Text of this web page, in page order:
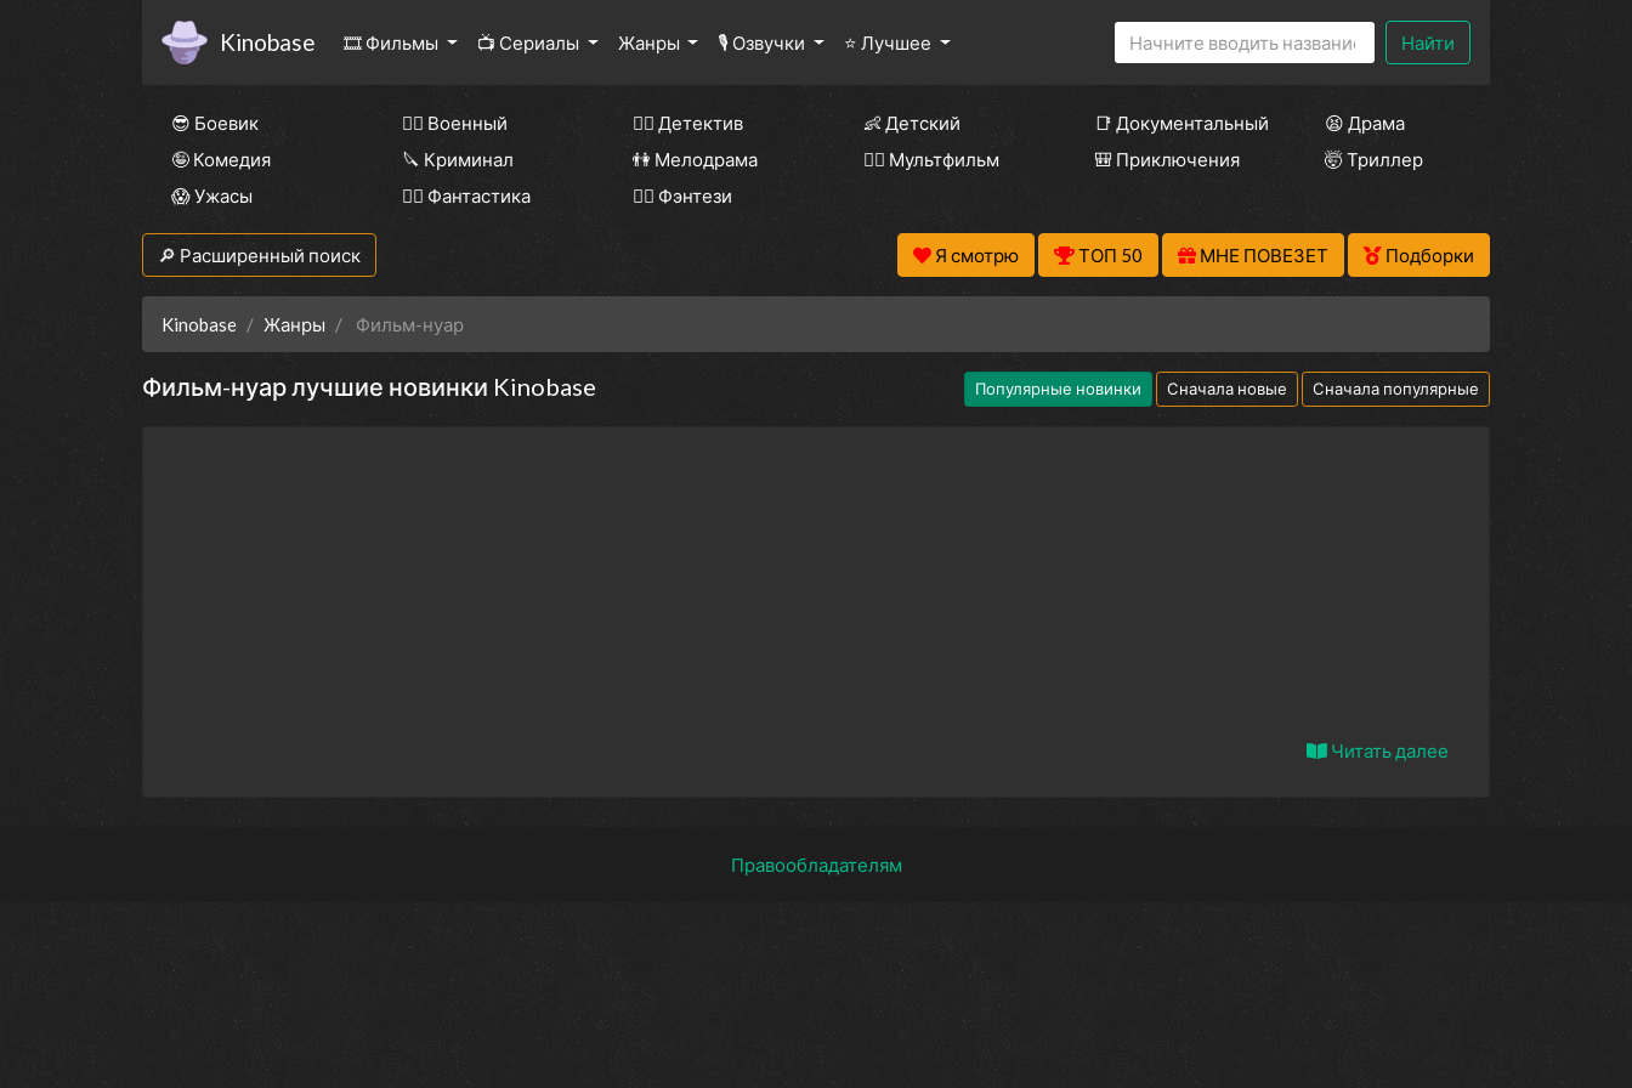
Kinobase 🎞 Фильмы 📺 Сериалы Жанры 🎙 Озвучки ⭐ Лучшее Найти
😎 Боевик 👨‍✈️ Военный 🕵️‍♂️ Детектив 👶 Детский 📑 Документальный
😫 Драма
🤪 Комедия
🔪 Криминал 👫 Мелодрама 🧚‍♀️ Мультфильм 🎒 Приключения
🤯 Триллер
😱 Ужасы
🧙‍♀️ Фантастика 🧝‍♂️ Фэнтези
🔎 Расширенный поиск Я смотрю ТОП 50 МНЕ ПОВЕЗЕТ Подборки
Kinobase Жанры Фильм-нуар
Фильм-нуар лучшие новинки Kinobase Популярные новинки Сначала новые Сначала популярные
Читать далее
Правообладателям